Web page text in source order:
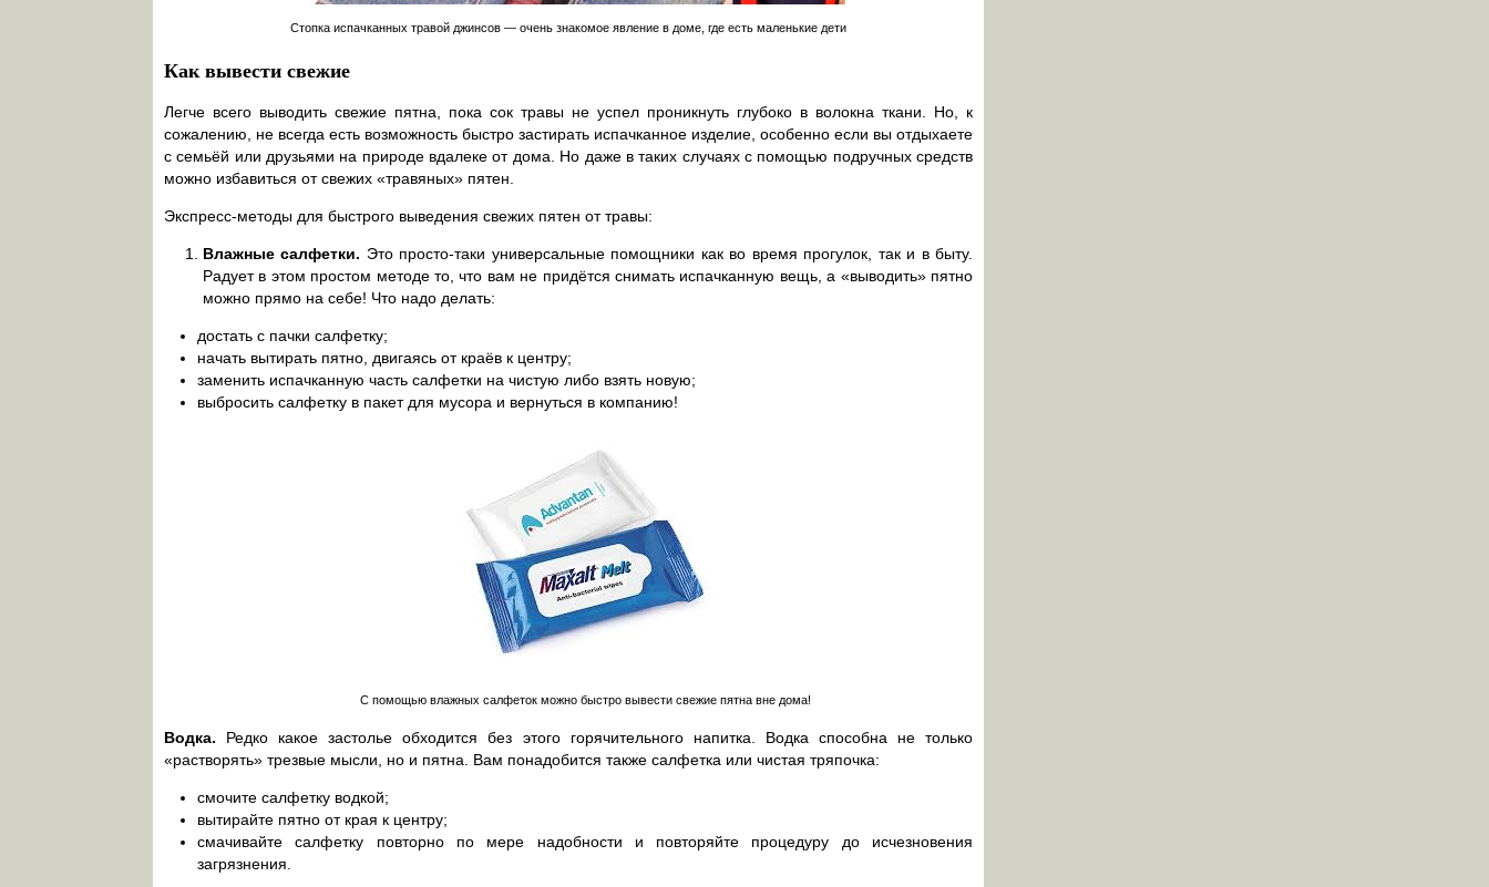
Стопка испачканных травой джинсов — очень знакомое явление в доме, где есть маленькие дети
Как вывести свежие
Легче всего выводить свежие пятна, пока сок травы не успел проникнуть глубоко в волокна ткани. Но, к
сожалению, не всегда есть возможность быстро застирать испачканное изделие, особенно если вы отдыхаете
с семьёй или друзьями на природе вдалеке от дома. Но даже в таких случаях с помощью подручных средств
можно избавиться от свежих «травяных» пятен.
Экспресс-методы для быстрого выведения свежих пятен от травы:
Влажные салфетки. Это просто-таки универсальные помощники как во время прогулок, так и в быту.
Радует в этом простом методе то, что вам не придётся снимать испачканную вещь, а «выводить» пятно
можно прямо на себе! Что надо делать:
достать с пачки салфетку;
начать вытирать пятно, двигаясь от краёв к центру;
заменить испачканную часть салфетки на чистую либо взять новую;
выбросить салфетку в пакет для мусора и вернуться в компанию!
С помощью влажных салфеток можно быстро вывести свежие пятна вне дома!
Водка. Редко какое застолье обходится без этого горячительного напитка. Водка способна не только
«растворять» трезвые мысли, но и пятна. Вам понадобится также салфетка или чистая тряпочка:
смочите салфетку водкой;
вытирайте пятно от края к центру;
смачивайте салфетку повторно по мере надобности и повторяйте процедуру до исчезновения
загрязнения.